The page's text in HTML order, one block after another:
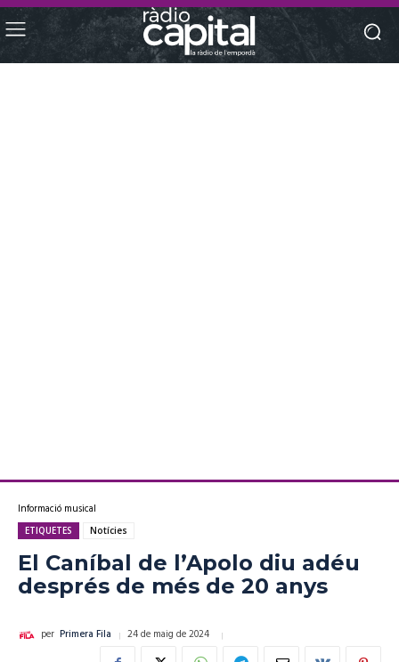
Informació musical
ETIQUETES Notícies
El Caníbal de l’Apolo diu adéu
després de més de 20 anys
per Primera Fila 24 de maig de 2024